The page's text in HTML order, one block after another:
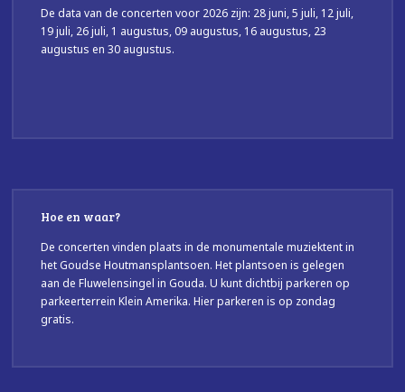
De data van de concerten voor 2026 zijn: 28 juni, 5 juli, 12 juli,
19 juli, 26 juli, 1 augustus, 09 augustus, 16 augustus, 23
augustus en 30 augustus.
Hoe en waar?
De concerten vinden plaats in de monumentale muziektent in
het Goudse Houtmansplantsoen. Het plantsoen is gelegen
aan de Fluwelensingel in Gouda. U kunt dichtbij parkeren op
parkeerterrein Klein Amerika. Hier parkeren is op zondag
gratis.